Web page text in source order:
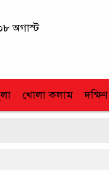
অগাস্ট
খোলা কলাম